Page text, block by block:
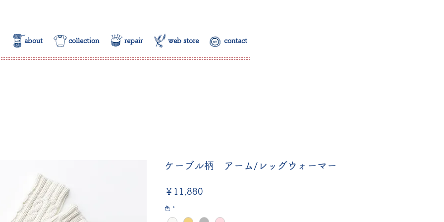
about collection repair web store contact
ケーブル柄 アーム/レッグウォーマー
￥11,880
色 *